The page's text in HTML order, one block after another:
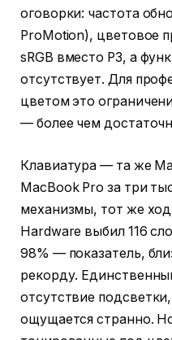
оговорки: частота
ProMotion), цветовое
sRGB вместо P3, а
отсутствует. Для
цветом это
— более чем
Клавиатура — та же
MacBook Pro за три
механизмы, тот же ход
Hardware выбил 116
98% — показатель,
рекорду.
отсутствие
ощущается странно.